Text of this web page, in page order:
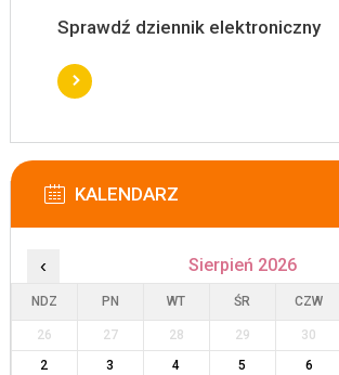
Sprawdź dziennik elektroniczny
KALENDARZ
‹ Sierpień 2026
NDZ PN WT ŚR CZW
26 27 28 29 30
2
3 4 5 6